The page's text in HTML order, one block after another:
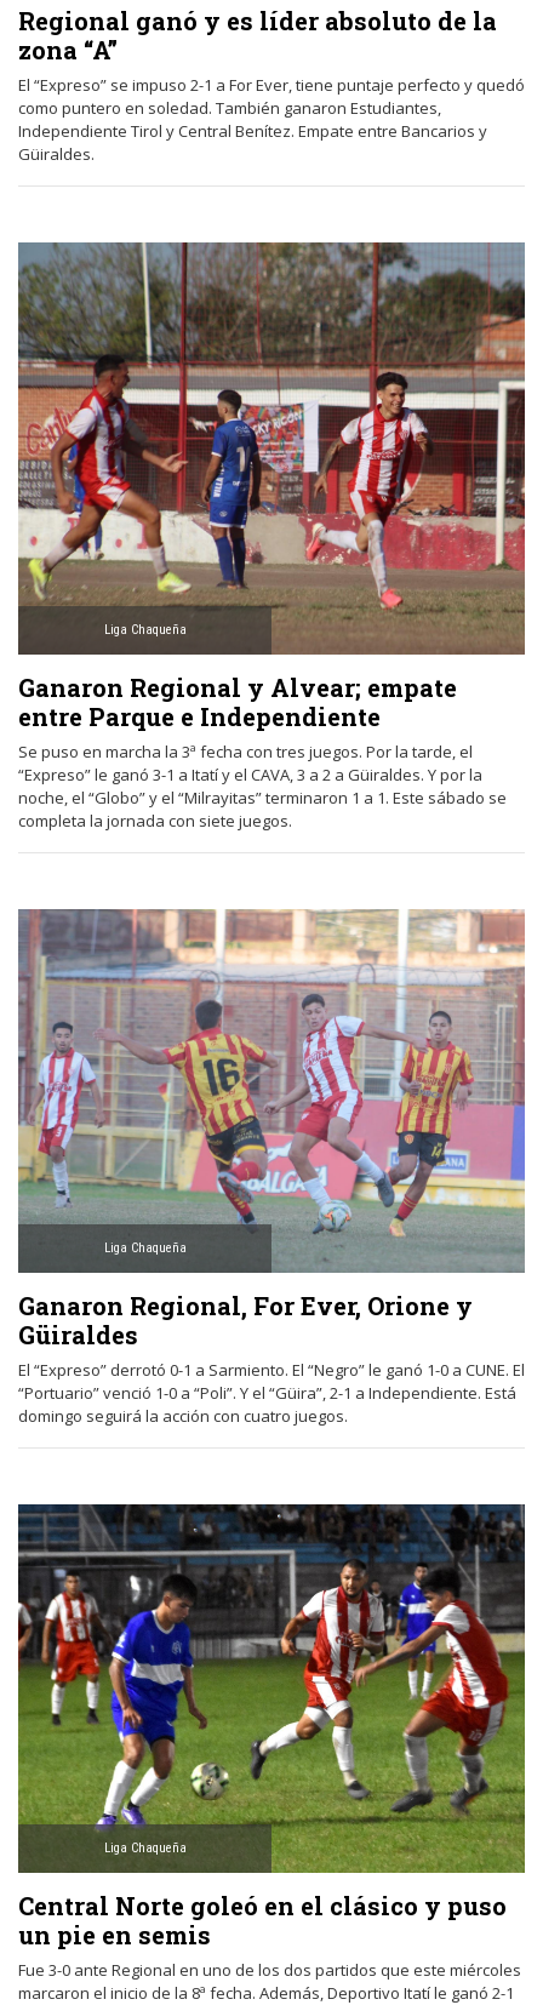
Regional ganó y es líder absoluto de la
zona “A”
El “Expreso” se impuso 2-1 a For Ever, tiene puntaje perfecto y quedó
como puntero en soledad. También ganaron Estudiantes,
Independiente Tirol y Central Benítez. Empate entre Bancarios y
Güiraldes.
Liga Chaqueña
Ganaron Regional y Alvear; empate
entre Parque e Independiente
Se puso en marcha la 3ª fecha con tres juegos. Por la tarde, el
“Expreso” le ganó 3-1 a Itatí y el CAVA, 3 a 2 a Güiraldes. Y por la
noche, el “Globo” y el “Milrayitas” terminaron 1 a 1. Este sábado se
completa la jornada con siete juegos.
Liga Chaqueña
Ganaron Regional, For Ever, Orione y
Güiraldes
El “Expreso” derrotó 0-1 a Sarmiento. El “Negro” le ganó 1-0 a CUNE. El
“Portuario” venció 1-0 a “Poli”. Y el “Güira”, 2-1 a Independiente. Está
domingo seguirá la acción con cuatro juegos.
Liga Chaqueña
Central Norte goleó en el clásico y puso
un pie en semis
Fue 3-0 ante Regional en uno de los dos partidos que este miércoles
marcaron el inicio de la 8ª fecha. Además, Deportivo Itatí le ganó 2-1